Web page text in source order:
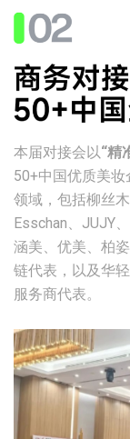
本届对接会以“精
50+中国优质美
领域，包括柳丝
Esschan、JUJY
涵美、优美、柏
链代表，以及华
服务商代表。